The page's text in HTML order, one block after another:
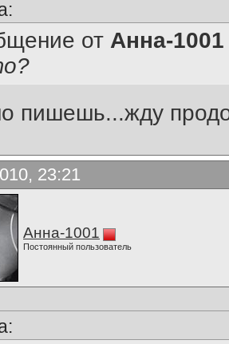
от Анна-1001
пишешь...жду
23:21
Анна-1001
Постоянный пользователь